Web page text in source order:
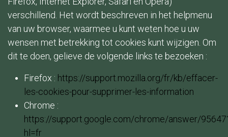
verschillend. Het wordt beschreven in het helpmenu
van uw browser, waarmee u kunt weten hoe u uw
wensen met betrekking tot cookies kunt wijzigen. Om
dit te doen, gelieve de volgende links te bezoeken :
Firefox : https://support.mozilla.org/fr/kb/effacer-
les-cookies-pour-supprimer-les-information
Chrome :
https://support.google.com/chrome/answer/
hl=fr